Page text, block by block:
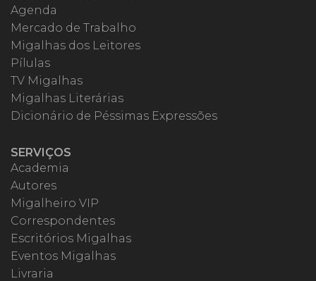
Agenda
Mercado de Trabalho
Migalhas dos Leitores
Pílulas
TV Migalhas
Migalhas Literárias
Dicionário de Péssimas Expressões
SERVIÇOS
Academia
Autores
Migalheiro VIP
Correspondentes
Escritórios Migalhas
Eventos Migalhas
Livraria